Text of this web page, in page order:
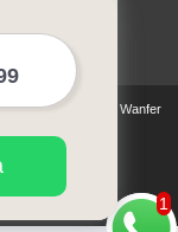
Copyright© Wanfer
1